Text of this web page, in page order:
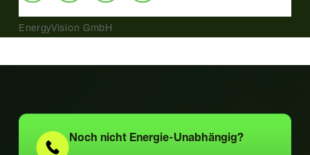
EnergyVision GmbH
Noch nicht Energie-Unabhängig?